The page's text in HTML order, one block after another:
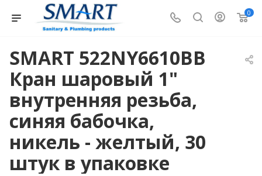
0
SMART 522NY6610BB
Кран шаровый 1"
внутренняя резьба,
синяя бабочка,
никель - желтый, 30
штук в упаковке